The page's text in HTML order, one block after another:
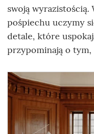
swoją wyrazistością.
pośpiechu uczymy
detale, które
przypominają o tym,